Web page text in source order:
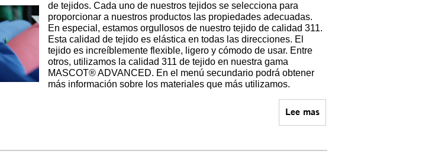
de tejidos. Cada uno de nuestros tejidos se selecciona para
proporcionar a nuestros productos las propiedades adecuadas.
En especial, estamos orgullosos de nuestro tejido de calidad 311.
Esta calidad de tejido es elástica en todas las direcciones. El
tejido es increíblemente flexible, ligero y cómodo de usar. Entre
otros, utilizamos la calidad 311 de tejido en nuestra gama
MASCOT® ADVANCED. En el menú secundario podrá obtener
más información sobre los materiales que más utilizamos.
Lee mas